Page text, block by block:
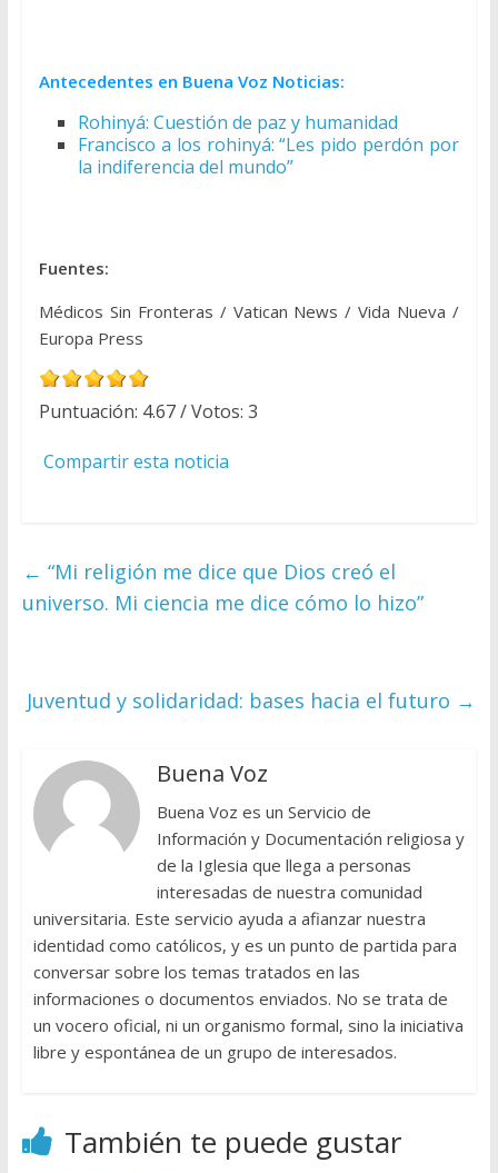
Antecedentes en Buena Voz Noticias:
Rohinyá: Cuestión de paz y humanidad
Francisco a los rohinyá: “Les pido perdón por
la indiferencia del mundo”
Fuentes:
Médicos Sin Fronteras / Vatican News / Vida Nueva /
Europa Press
Puntuación: 4.67/ Votos: 3
Compartir esta noticia
← “Mi religión me dice que Dios creó el
universo. Mi ciencia me dice cómo lo hizo”
Juventud y solidaridad: bases hacia el futuro →
Buena Voz
Buena Voz es un Servicio de
Información y Documentación religiosa y
de la Iglesia que llega a personas
interesadas de nuestra comunidad
universitaria. Este servicio ayuda a afianzar nuestra
identidad como católicos, y es un punto de partida para
conversar sobre los temas tratados en las
informaciones o documentos enviados. No se trata de
un vocero oficial, ni un organismo formal, sino la iniciativa
libre y espontánea de un grupo de interesados.
También te puede gustar